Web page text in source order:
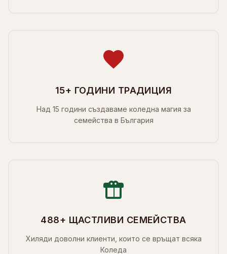
15+ ГОДИНИ ТРАДИЦИЯ
Над 15 години създаваме коледна магия за
семейства в България
488+ ЩАСТЛИВИ СЕМЕЙСТВА
Хиляди доволни клиенти, които се връщат всяка
Коледа